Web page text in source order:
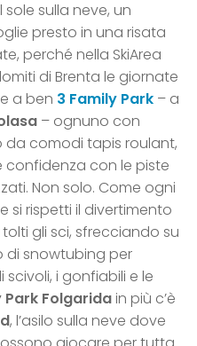
sulla neve, un
presto in una risata
perché nella SkiArea
di Brenta le giornate
a ben 3 Family Park – a
– ognuno con
da comodi tapis roulant,
con le piste
Non solo. Come ogni
si rispetti il divertimento
gli sci, sfrecciando su
di snowtubing per
i gonfiabili e le
Park Folgaridain più c’è
, l’asilo sulla neve dove